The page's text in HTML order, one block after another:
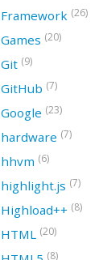
Framework (26)
Games (20)
Git (9)
GitHub (7)
Google (23)
hardware (7)
hhvm (6)
highlight.js (7)
Highload++ (8)
HTML (20)
(8)